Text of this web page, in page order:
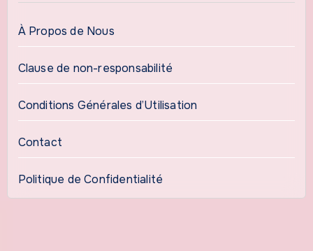
À Propos de Nous
Clause de non-responsabilité
Conditions Générales d’Utilisation
Contact
Politique de Confidentialité